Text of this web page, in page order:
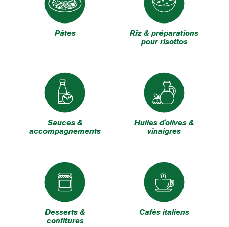
Pâtes
Riz & préparations
pour risottos
Sauces &
accompagnements
Huiles d'olives &
vinaigres
Desserts &
confitures
Cafés italiens